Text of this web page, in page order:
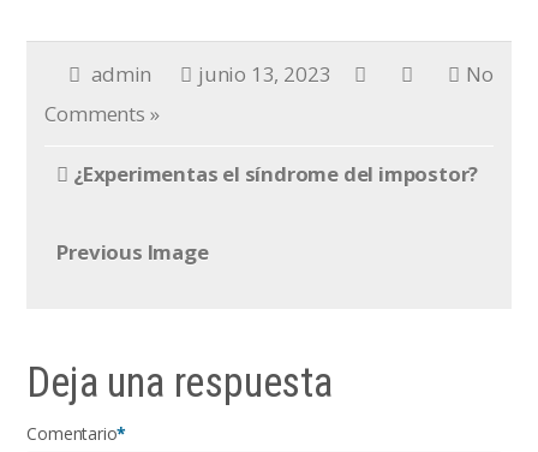
admin junio 13, 2023
No
Comments »
¿Experimentas el síndrome del impostor?
Previous Image
Deja una respuesta
Comentario*